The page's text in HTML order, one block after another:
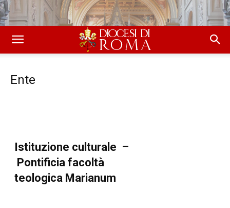
Ente
Istituzione culturale –
Pontificia facoltà
teologica Marianum